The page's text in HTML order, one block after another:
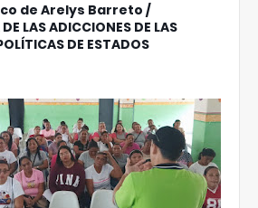
de Arelys Barreto /
LAS ADICCIONES DE LAS
DE ESTADOS